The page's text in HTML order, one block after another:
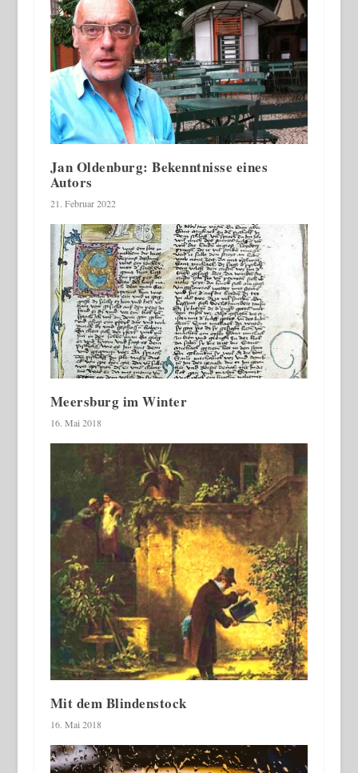
Jan Oldenburg: Bekenntnisse eines
Autors
21. Februar 2022
Meersburg im Winter
16. Mai 2018
Mit dem Blindenstock
16. Mai 2018